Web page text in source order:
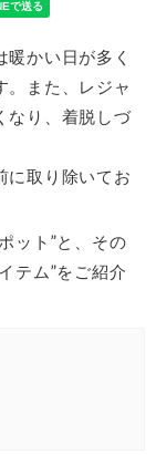
かい日が多く
。また、レジャ
なり、着脱しづ
に取り除いてお
ット”と、その
テム”をご紹介